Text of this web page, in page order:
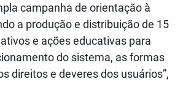
campanha de orientação à
a produção e distribuição de 15
e ações educativas para
do sistema, as formas
direitos e deveres dos usuários”,